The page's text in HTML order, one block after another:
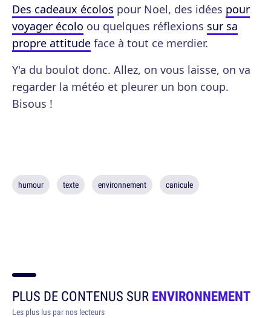
Des cadeaux écolos pour Noel, des idées pour
voyager écolo ou quelques réflexions sur sa
propre attitude face à tout ce merdier.
Y'a du boulot donc. Allez, on vous laisse, on va
regarder la météo et pleurer un bon coup.
Bisous !
humour texte environnement canicule
PLUS DE CONTENUS SURENVIRONNEMENT
Les plus lus par nos lecteurs